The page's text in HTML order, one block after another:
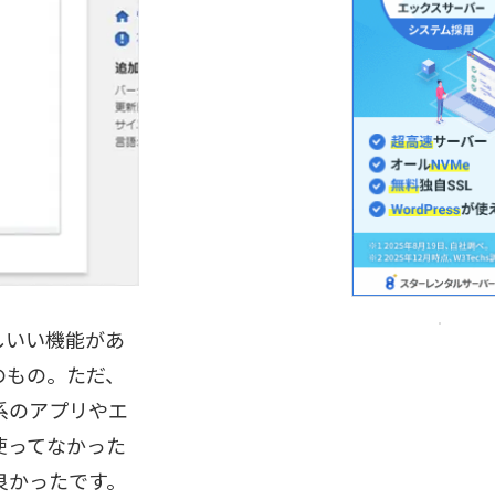
い機能があ
の。ただ、
のアプリやエ
てなかった
ったです。